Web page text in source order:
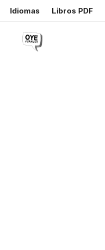
Idiomas Libros PDF